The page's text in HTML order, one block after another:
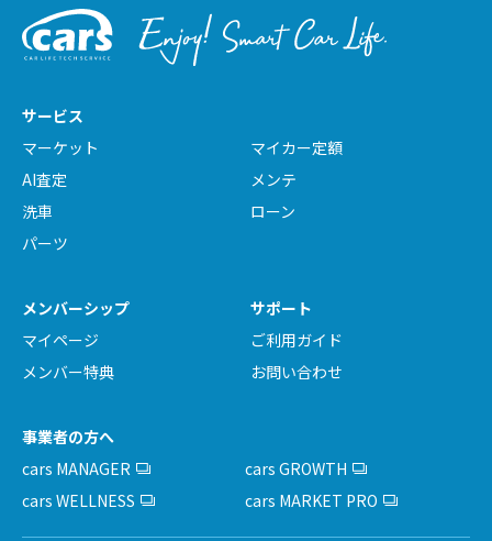
サービス
マーケット
マイカー定額
AI査定
メンテ
洗車
ローン
パーツ
メンバーシップ
マイページ
メンバー特典
サポート
ご利用ガイド
お問い合わせ
事業者の方へ
cars MANAGER
cars GROWTH
cars WELLNESS
cars MARKET PRO